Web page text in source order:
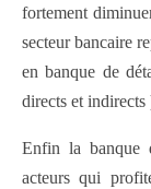
fortement
secteur bancaire
en banque de
directs et indirects
Enfin la banque
acteurs qui